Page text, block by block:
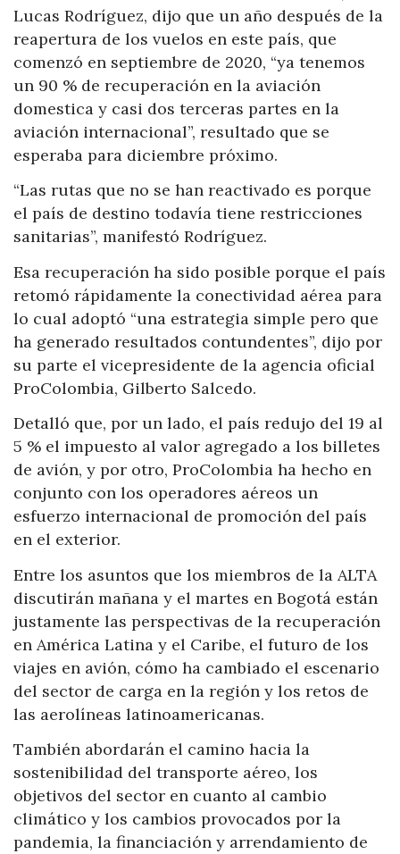
Lucas Rodríguez, dijo que un año después de la
reapertura de los vuelos en este país, que
comenzó en septiembre de 2020, “ya tenemos
un 90 % de recuperación en la aviación
domestica y casi dos terceras partes en la
aviación internacional”, resultado que se
esperaba para diciembre próximo.
“Las rutas que no se han reactivado es porque
el país de destino todavía tiene restricciones
sanitarias”, manifestó Rodríguez.
Esa recuperación ha sido posible porque el país
retomó rápidamente la conectividad aérea para
lo cual adoptó “una estrategia simple pero que
ha generado resultados contundentes”, dijo por
su parte el vicepresidente de la agencia oficial
ProColombia, Gilberto Salcedo.
Detalló que, por un lado, el país redujo del 19 al
5 % el impuesto al valor agregado a los billetes
de avión, y por otro, ProColombia ha hecho en
conjunto con los operadores aéreos un
esfuerzo internacional de promoción del país
en el exterior.
Entre los asuntos que los miembros de la ALTA
discutirán mañana y el martes en Bogotá están
justamente las perspectivas de la recuperación
en América Latina y el Caribe, el futuro de los
viajes en avión, cómo ha cambiado el escenario
del sector de carga en la región y los retos de
las aerolíneas latinoamericanas.
También abordarán el camino hacia la
sostenibilidad del transporte aéreo, los
objetivos del sector en cuanto al cambio
climático y los cambios provocados por la
pandemia, la financiación y arrendamiento de